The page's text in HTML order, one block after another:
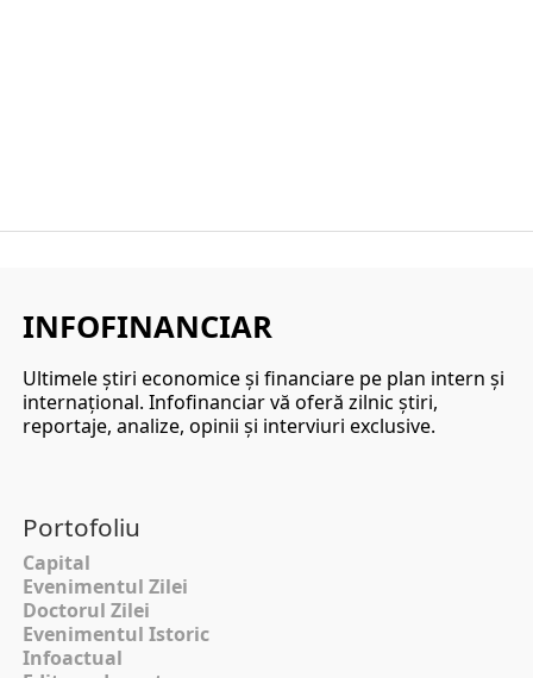
INFOFINANCIAR
Ultimele ştiri economice şi financiare pe plan intern şi
internaţional. Infofinanciar vă oferă zilnic ştiri,
reportaje, analize, opinii şi interviuri exclusive.
Portofoliu
Capital
Evenimentul Zilei
Doctorul Zilei
Evenimentul Istoric
Infoactual